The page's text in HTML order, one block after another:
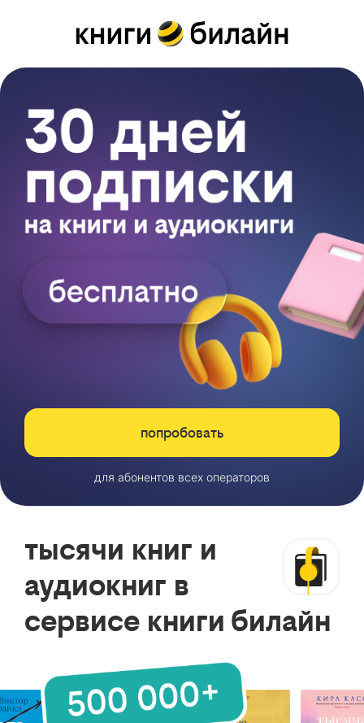
попробовать
для абонентов всех операторов
тысячи книг и
аудиокниг в
сервисе книги билайн